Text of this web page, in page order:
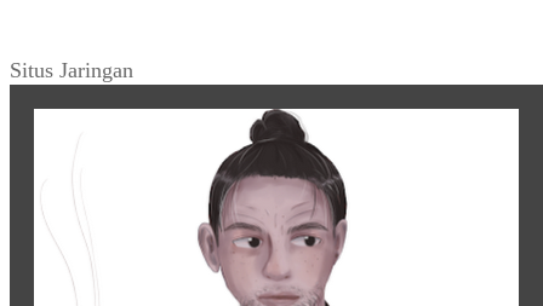
Situs Jaringan